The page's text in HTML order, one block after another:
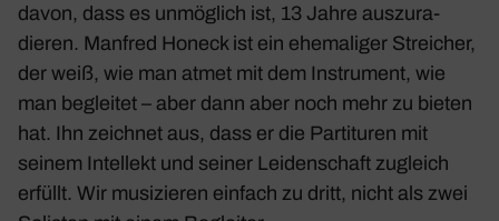
davon, dass es unmög­lich ist, 13 Jahre auszu­ra­
dieren. Manfred Honeck ist ein ehema­liger Strei­cher,
der weiß, wie man atmet mit dem Instru­ment, wie
man begleitet – aber dann aber noch mehr zu bieten
hat. Ihn zeichnet aus, dass er die Parti­turen mit
seinem Intel­lekt und seiner Leiden­schaft zugleich
erfüllt. Wir musi­zieren einfach zu dritt, nicht als zwei